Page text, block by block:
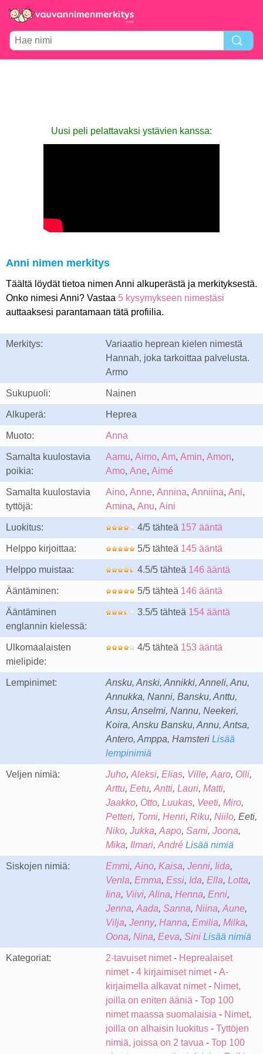
Uusi peli pelattavaksi ystävien kanssa:
Anni nimen merkitys
Täältä löydät tietoa nimen Anni alkuperästä ja merkityksestä.
Onko nimesi Anni? Vastaa 5 kysymykseen nimestäsi
auttaaksesi parantamaan tätä profiilia.
Merkitys:
Variaatio heprean kielen nimestä
Hannah, joka tarkoittaa palvelusta.
Armo
Sukupuoli: Nainen
Alkuperä: Heprea
Muoto: Anna
Samalta kuulostavia
poikia:
Aamu, Aimo, Am, Amin, Amon,
Amo, Ane, Aimé
Samalta kuulostavia
tyttöjä:
Aino, Anne, Annina, Anniina, Ani,
Amina, Anu, Aini
Luokitus: 4/5 tähteä 157 ääntä
Helppo kirjoittaa: 5/5 tähteä 145 ääntä
Helppo muistaa: 4.5/5 tähteä 146 ääntä
Ääntäminen: 5/5 tähteä 146 ääntä
Ääntäminen
englannin kielessä:
3.5/5 tähteä 154 ääntä
Ulkomaalaisten
mielipide:
4/5 tähteä 153 ääntä
Lempinimet:
Ansku, Anski, Annikki, Anneli, Anu,
Annukka, Nanni, Bansku, Anttu,
Ansu, Anselmi, Nannu, Neekeri,
Koira, Ansku Bansku, Annu, Antsa,
Antero, Amppa, Hamsteri Lisää
lempinimiä
Veljen nimiä: Juho, Aleksi, Elias, Ville, Aaro, Olli,
Arttu, Eetu, Antti, Lauri, Matti,
Jaakko, Otto, Luukas, Veeti, Miro,
Petteri, Tomi, Henri, Riku, Niilo, Eeti,
Niko, Jukka, Aapo, Sami, Joona,
Mika, Ilmari, André Lisää nimiä
Siskojen nimiä: Emmi, Aino, Kaisa, Jenni, Iida,
Venla, Emma, Essi, Ida, Ella, Lotta,
Iina, Viivi, Alina, Henna, Enni,
Jenna, Aada, Sanna, Niina, Aune,
Vilja, Jenny, Hanna, Emilia, Milka,
Oona, Nina, Eeva, Sini Lisää nimiä
Kategoriat: 2-tavuiset nimet- Heprealaiset
nimet- 4 kirjaimiset nimet- A-
kirjaimella alkavat nimet- Nimet,
joilla on eniten ääniä - Top 100
nimet maassa suomalaisia - Nimet,
joilla on alhaisin luokitus - Tyttöjen
nimiä, joissa on 2 tavua - Top 100